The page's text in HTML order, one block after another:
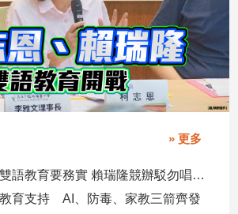
» 更多
柯志恩競辦批雙語教育要務實 賴瑞隆競辦駁勿唱衰高雄
育支持 AI、防毒、家教三箭齊發